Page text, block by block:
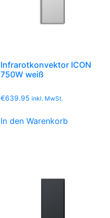
Infrarotkonvektor ICON
750W weiß
€639.95 inkl. MwSt.
In den Warenkorb